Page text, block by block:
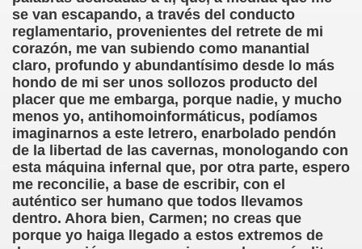
se van escapando, a través del conducto
reglamentario, provenientes del retrete de mi
corazón, me van subiendo como manantial
claro, profundo y abundantísimo desde lo más
hondo de mi ser unos sollozos producto del
placer que me embarga, porque nadie, y mucho
menos yo, antihomoinformáticus, podíamos
imaginarnos a este letrero, enarbolado pendón
de la libertad de las cavernas, monologando con
esta máquina infernal que, por otra parte, espero
me reconcilie, a base de escribir, con el
auténtico ser humano que todos llevamos
dentro. Ahora bien, Carmen; no creas que
porque yo haiga llegado a estos extremos de
Romero)
Romero)
Romero)
Romero)
Romero)